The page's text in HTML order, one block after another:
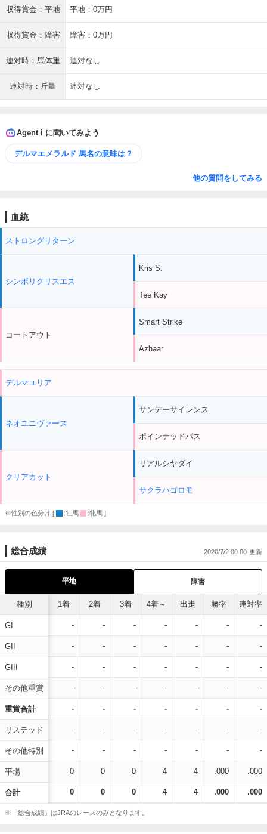
収得賞金：平地 平地：0万円
収得賞金：障害 障害：0万円
連対時：馬体重 連対なし
連対時：斤量 連対なし
Agent i に聞いてみよう
デルマエメラルド 馬名の意味は？
他の質問をしてみる
血統
ストロングリターン
シンボリクリスエス
コートアウト
Kris S.
Tee Kay
Smart Strike
Azhaar
デルマユリア
ネオユニヴァース
クリアカット
サンデーサイレンス
ポインテッドパス
リアルシヤダイ
サクラハゴロモ
※性別の色分け [ :牡馬 :牝馬 ]
総合成績 2020/7/2 00:00
平地 障害
種別
GI
GII
GIII
その他重賞
重賞合計
リステッド
その他特別
平場
合計
1着 2着 3着 4着～ 出走 勝率 連対率
- - - - - - -
- - - - - - -
- - - - - - -
- - - - - - -
- - - - - - -
- - - - - - -
- - - - - - -
0 0 0 4 4 .000 .000
0 0 0 4 4 .000 .000
※「総合成績」はJRAのレースのみとなります。